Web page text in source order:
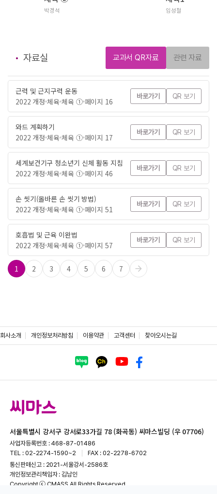
박경석 임성철
자료실 교과서 QR자료 관련 자료
근력 및 근지구력 운동
2022 개정 체육 체육 ① 페이지 16
바로가기 QR 보기
와드 계획하기
2022 개정 체육 체육 ① 페이지 17
바로가기 QR 보기
세계보건기구 청소년기 신체 활동 지침
2022 개정 체육 체육 ① 페이지 46
바로가기 QR 보기
손 씻기(올바른 손 씻기 방법)
2022 개정 체육 체육 ① 페이지 51
바로가기 QR 보기
호흡법 및 근육 이완법
2022 개정 체육 체육 ① 페이지 57
바로가기 QR 보기
1 2 3 4 5 6 7
회사소개 개인정보처리방침 이용약관 고객센터 찾아오시는길
서울특별시 강서구 강서로33가길 78 (화곡동) 씨마스빌딩 (우 07706)
사업자등록번호 : 468-87-01486
TEL : 02-2274-1590~2
FAX : 02-2278-6702
통신판매신고 : 2021-서울강서-2586호
개인정보관리책임자 : 김남인
Copyright ⓒ CMASS All Rights Reserved